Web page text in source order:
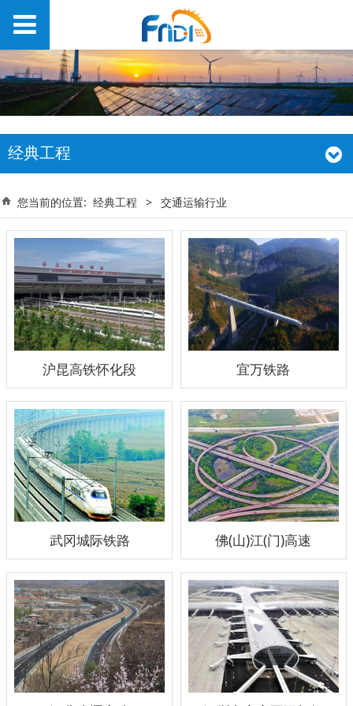
经典工程
您当前的位置: 经典工程 > 交通运输行业
沪昆高铁怀化段 宜万铁路
武冈城际铁路 佛(山)江(门)高速